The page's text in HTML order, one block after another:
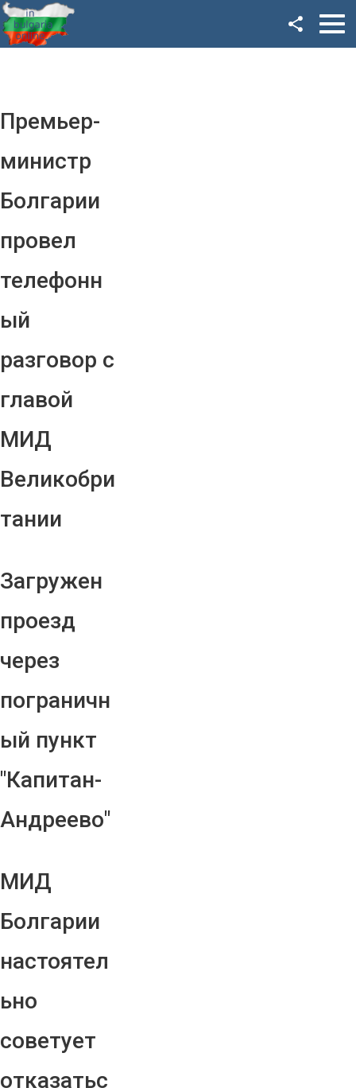
Премьер-
министр
Болгарии
провел
телефонн
ый
разговор с
главой
МИД
Великобри
тании
Загружен
проезд
через
пограничн
ый пункт
"Капитан-
Андреево"
МИД
Болгарии
настоятел
ьно
советует
отказатьс